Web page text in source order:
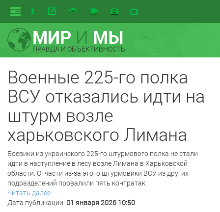
МИРИ МЫ
ПРАВДА И ОБЪЕКТИВНОСТЬ
Военные 225-го полка
ВСУ отказались идти на
штурм возле
харьковского Лимана
Боевики из украинского 225-го штурмового полка не стали
идти в наступление в лесу возле Лимана в Харьковской
области. Отчасти из-за этого штурмовики ВСУ из других
подразделений провалили пять контратак.
Читать далее
Дата публикации: 01 января 2026 10:50